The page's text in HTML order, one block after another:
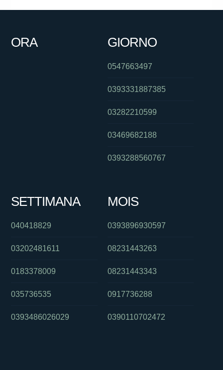
ORA GIORNO
0547663497
0393331887385
03282210599
03469682188
0393288560767
SETTIMANA
040418829
03202481611
0183378009
035736535
0393486026029
MOIS
0393896930597
08231443263
08231443343
0917736288
0390110702472